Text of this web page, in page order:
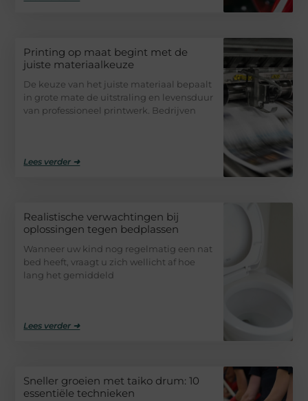
Printing op maat begint met de
juiste materiaalkeuze
De keuze van het juiste materiaal bepaalt
in grote mate de uitstraling en levensduur
van professioneel printwerk. Bedrijven
Lees verder ➜
Realistische verwachtingen bij
oplossingen tegen bedplassen
Wanneer uw kind nog regelmatig een nat
bed heeft, vraagt u zich wellicht af hoe
lang het gemiddeld
Lees verder ➜
Sneller groeien met taiko drum: 10
essentiële technieken